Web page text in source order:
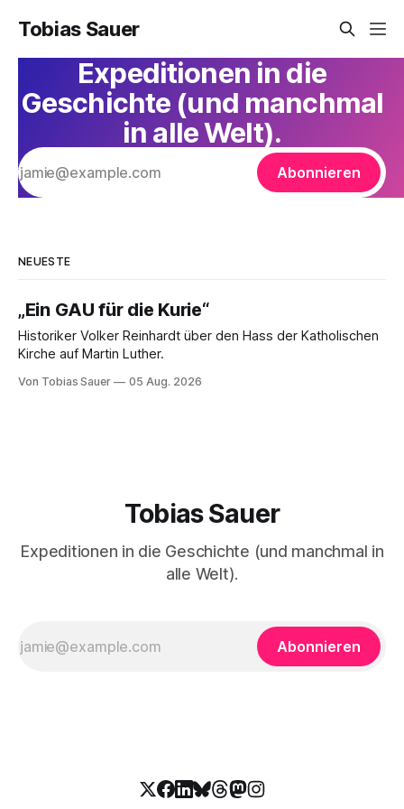
Tobias Sauer
Expeditionen in die
Geschichte (und manchmal
in alle Welt).
Abonnieren
NEUESTE
„Ein GAU für die Kurie“
Historiker Volker Reinhardt über den Hass der Katholischen
Kirche auf Martin Luther.
Von Tobias Sauer 05 Aug. 2026
Tobias Sauer
Expeditionen in die Geschichte (und manchmal in
alle Welt).
Abonnieren